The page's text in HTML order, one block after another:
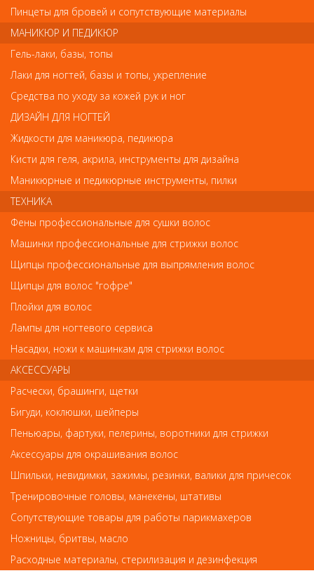
Код
Обратите внимание
45мм/200гр SLT45VT-1/200» может отличаться от фотографий на
сайте. Несовпадение внешнего вида и комплектности
реального товара с фотографиями и описанием на сайте не
является показателем ненадлежащего качества товара.
Так же советуем посмотреть
Клипсы пластиковые крокодил, 1шт
49
КУПИТЬ
Пинцеты для бровей и сопутствующие материалы
МАНИКЮР И ПЕДИКЮР
Гель-лаки, базы, топы
Лаки для ногтей, базы и топы, укрепление
Средства по уходу за кожей рук и ног
ДИЗАЙН ДЛЯ НОГТЕЙ
Жидкости для маникюра, педикюра
Кисти для геля, акрила, инструменты для дизайна
Маникюрные и педикюрные инструменты, пилки
ТЕХНИКА
Фены профессиональные для сушки волос
Машинки профессиональные для стрижки волос
Щипцы профессиональные для выпрямления волос
Щипцы для волос "гофре"
Плойки для волос
Лампы для ногтевого сервиса
Насадки, ножи к машинкам для стрижки волос
АКСЕССУАРЫ
Расчески, брашинги, щетки
Бигуди, коклюшки, шейперы
Пеньюары, фартуки, пелерины, воротники для стрижки
Аксессуары для окрашивания волос
Шпильки, невидимки, зажимы, резинки, валики для причесок
Тренировочные головы, манекены, штативы
Сопутствующие товары для работы парикмахеров
Ножницы, бритвы, масло
Расходные материалы, стерилизация и дезинфекция